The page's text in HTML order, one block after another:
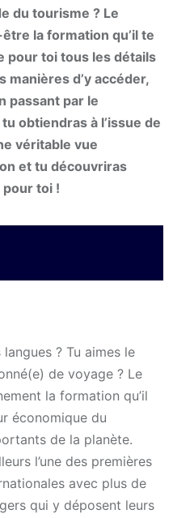
du tourisme ? Le
la formation qu’il te
pour toi tous les détails
d’y accéder,
passant par le
obtiendras à l’issue de
véritable vue
et tu découvriras
toi !
? Tu aimes le
de voyage ? Le
la formation qu’il
économique du
de la planète.
l’une des premières
avec plus de
qui y déposent leurs